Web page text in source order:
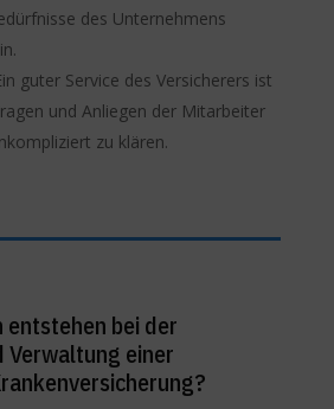
des Unternehmens
guter Service des Versicherers ist
und Anliegen der Mitarbeiter
zu klären.
bei der
Verwaltung einer